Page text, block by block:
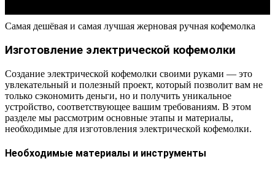
Самая дешёвая и самая лучшая жерновая ручная кофемолка
Изготовление электрической кофемолки
Создание электрической кофемолки своими руками — это
увлекательный и полезный проект, который позволит вам не
только сэкономить деньги, но и получить уникальное
устройство, соответствующее вашим требованиям. В этом
разделе мы рассмотрим основные этапы и материалы,
необходимые для изготовления электрической кофемолки.
Необходимые материалы и инструменты